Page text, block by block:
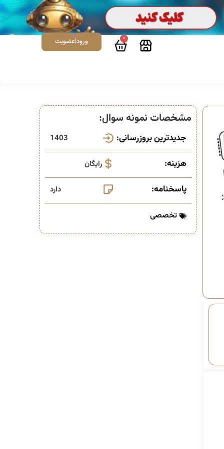
0 ورود|عضویت
مشخصات نمونه سوال:
جدیدترین بروزرسانی: 1403
هزینه: رایگان
پاسخنامه: دارد
تخصصی